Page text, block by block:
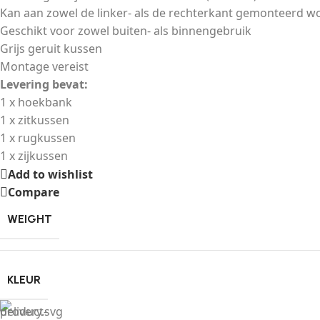
Kan aan zowel de linker- als de rechterkant gemonteerd
Geschikt voor zowel buiten- als binnengebruik
Grijs geruit kussen
Montage vereist
Levering bevat:
1 x hoekbank
1 x zitkussen
1 x rugkussen
1 x zijkussen
Add to wishlist
Compare
WEIGHT
KLEUR